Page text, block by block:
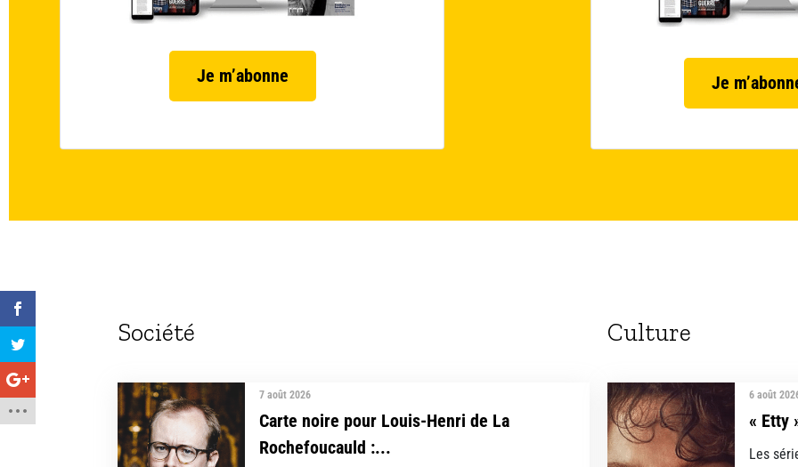
Je m’abonne Je
Société
7 août 2026
Carte noire pour Louis-Henri de La
Rochefoucauld :...
Culture
6 août
« Etty
Les